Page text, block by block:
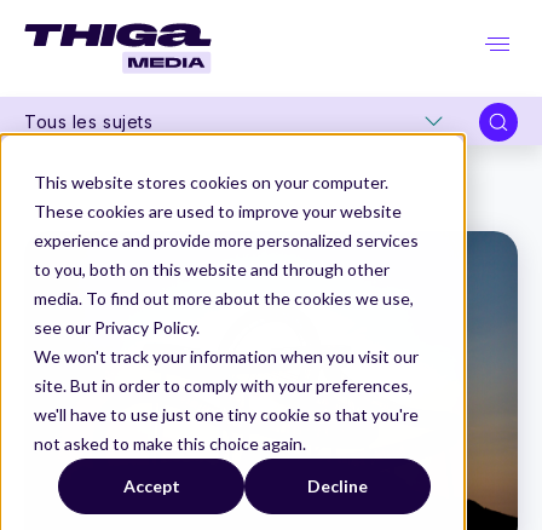
This website stores cookies on your computer.
These cookies are used to improve your website
experience and provide more personalized services
to you, both on this website and through other
media. To find out more about the cookies we use,
see our Privacy Policy.
We won't track your information when you visit our
site. But in order to comply with your preferences,
we'll have to use just one tiny cookie so that you're
not asked to make this choice again.
Accept Decline
Tous les sujets
Thiga Media
Product Marketing